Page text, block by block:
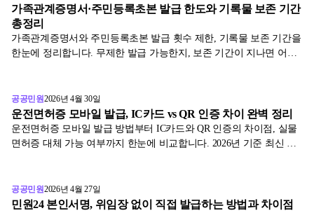
가족관계증명서·주민등록초본 발급 한도와 기록물 보존 기간
총정리
가족관계증명서와 주민등록초본 발급 횟수 제한, 기록물 보존 기간을
한눈에 정리합니다. 무제한 발급 가능한지, 보존 기간이 지나면 어떻
공공민원2026년 4월 30일
운전면허증 모바일 발급, IC카드 vs QR 인증 차이 완벽 정리
운전면허증 모바일 발급 방법부터 IC카드와 QR 인증의 차이점, 실물
면허증 대체 가능 여부까지 한눈에 비교합니다. 2026년 기준 최신 정
공공민원2026년 4월 27일
민원24 본인서명, 위임장 없이 직접 발급하는 방법과 차이점